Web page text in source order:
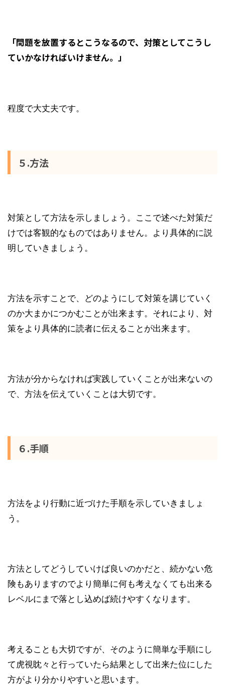
「問題を放置するとこうなるので、対策としてこうし
ていかなければいけません。」
程度で大丈夫です。
５.方法
対策として方法を示しましょう。ここで述べた対策だ
けでは客観的なものではありません。より具体的に説
明していきましょう。
方法を示すことで、どのようにして対策を講じていく
のか大まかにつかむことが出来ます。それにより、対
策をより具体的に読者に伝えることが出来ます。
方法が分からなければ実践していくことが出来ないの
で、方法を伝えていくことは大切です。
６.手順
方法をより行動に近づけた手順を示していきましょ
う。
方法としてどうしていけば良いのかだと、続かない危
険もありますのでより簡単に何も考えなくても出来る
レベルにまで落とし込めば続けやすくなります。
考えることも大切ですが、そのように簡単な手順にし
て虎視眈々と行っていたら結果として出来た位にした
方がより分かりやすいと思います。